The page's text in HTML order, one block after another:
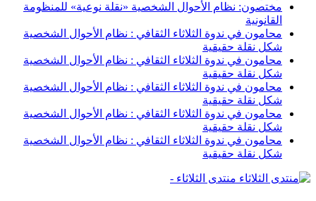
مختصون: نظام الأحوال الشخصية «نقلة نوعية» للمنظومة
القانونية
محامون في ندوة الثلاثاء الثقافي : نظام الأحوال الشخصية
شكل نقلة حقيقية
محامون في ندوة الثلاثاء الثقافي : نظام الأحوال الشخصية
شكل نقلة حقيقية
محامون في ندوة الثلاثاء الثقافي : نظام الأحوال الشخصية
شكل نقلة حقيقية
محامون في ندوة الثلاثاء الثقافي : نظام الأحوال الشخصية
شكل نقلة حقيقية
محامون في ندوة الثلاثاء الثقافي : نظام الأحوال الشخصية
شكل نقلة حقيقية
منتدى الثلاثاء -